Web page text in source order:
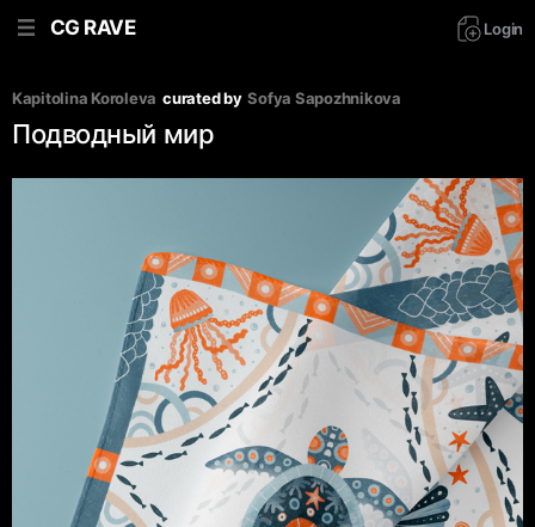
CG RAVE Login
Kapitolina Koroleva curated by Sofya Sapozhnikova
Подводный мир